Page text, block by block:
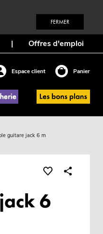
FERMER
| Offres d'emploi
Espace client Panier
guitare jack 6 m
6